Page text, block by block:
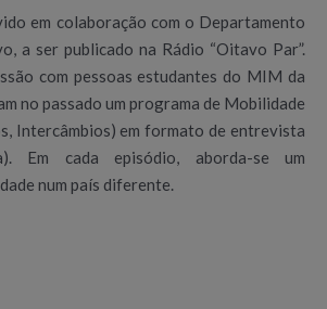
em colaboração com o Departamento
a ser publicado na Rádio “Oitavo Par”.
com pessoas estudantes do MIM da
no passado um programa de Mobilidade
Intercâmbios) em formato de entrevista
Em cada episódio, aborda-se um
num país diferente.